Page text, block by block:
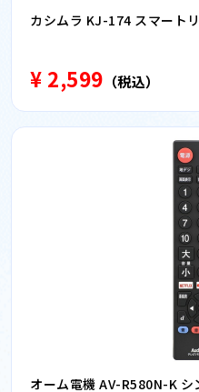
カシムラ KJ-174 スマート
¥ 2,599 （税込）
オーム電機 AV-R580N-K